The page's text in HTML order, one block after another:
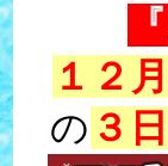
１２
の ３